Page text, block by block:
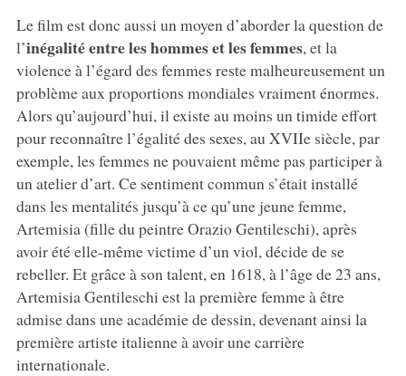
Le film est donc aussi un moyen d’aborder la question de
l’inégalité entre les hommes et les femmes, et la
violence à l’égard des femmes reste malheureusement un
problème aux proportions mondiales vraiment énormes.
Alors qu’aujourd’hui, il existe au moins un timide effort
pour reconnaître l’égalité des sexes, au XVIIe siècle, par
exemple, les femmes ne pouvaient même pas participer à
un atelier d’art. Ce sentiment commun s’était installé
dans les mentalités jusqu’à ce qu’une jeune femme,
Artemisia (fille du peintre Orazio Gentileschi), après
avoir été elle-même victime d’un viol, décide de se
rebeller. Et grâce à son talent, en 1618, à l’âge de 23 ans,
Artemisia Gentileschi est la première femme à être
admise dans une académie de dessin, devenant ainsi la
première artiste italienne à avoir une carrière
internationale.